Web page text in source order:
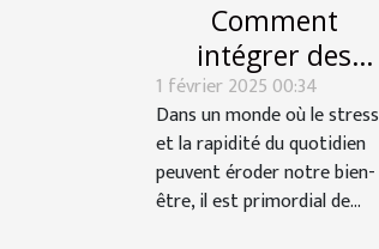
Comment
intégrer des
routines de yoga
pour améliorer le
bien-être
quotidien
1 février 2025 00:34
Dans un monde où le stress
et la rapidité du quotidien
peuvent éroder notre bien-
être, il est primordial de...